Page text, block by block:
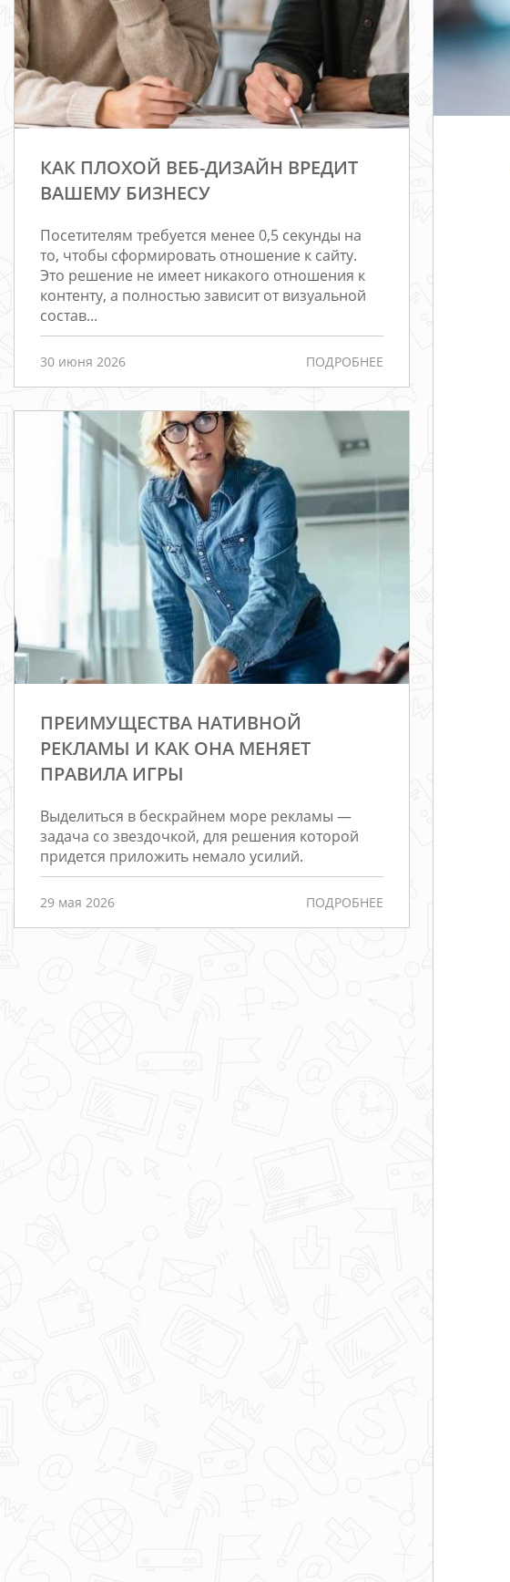
КАК ПЛОХОЙ ВЕБ-ДИЗАЙН ВРЕДИТ
ВАШЕМУ БИЗНЕСУ
Посетителям требуется менее 0,5 секунды на
то, чтобы сформировать отношение к сайту.
Это решение не имеет никакого отношения к
контенту, а полностью зависит от визуальной
состав...
30 июня 2026 ПОДРОБНЕЕ
ПРЕИМУЩЕСТВА НАТИВНОЙ
РЕКЛАМЫ И КАК ОНА МЕНЯЕТ
ПРАВИЛА ИГРЫ
Выделиться в бескрайнем море рекламы —
задача со звездочкой, для решения которой
придется приложить немало усилий.
29 мая 2026 ПОДРОБНЕЕ
Редизайн
Порталы
магазины